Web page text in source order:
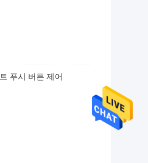
푸시 버튼 제어